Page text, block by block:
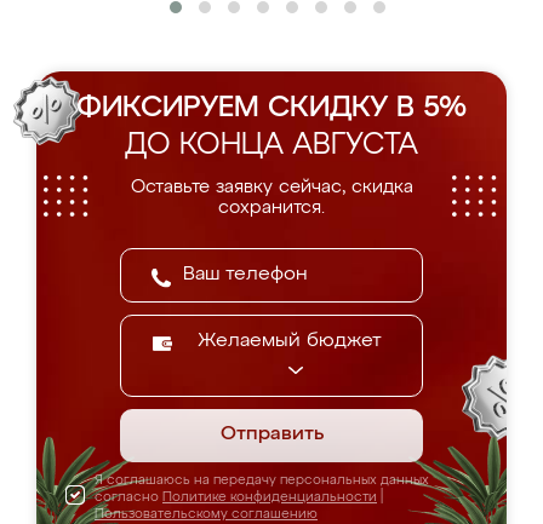
ФИКСИРУЕМ СКИДКУ В 5%
ДО КОНЦА АВГУСТА
Оставьте заявку сейчас, скидка
сохранится.
Желаемый бюджет
Отправить
Я соглашаюсь на передачу персональных данных
согласно Политике конфиденциальности
Пользовательскому соглашению